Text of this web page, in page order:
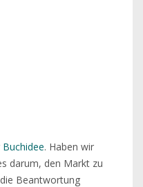
Buchidee. Haben wir
darum, den Markt zu
Beantwortung